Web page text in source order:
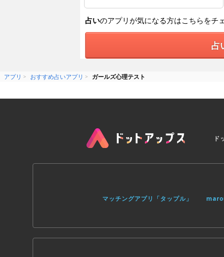
占いのアプリが気になる方はこちらをチ
占
アプリ おすすめ占いアプリ
ガールズ心理テスト
ド
マッチングアプリ「タップル」